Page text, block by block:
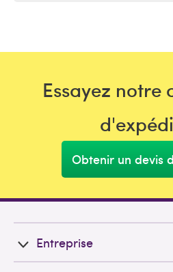
Essayez notre
Obtenir un devis
Entreprise